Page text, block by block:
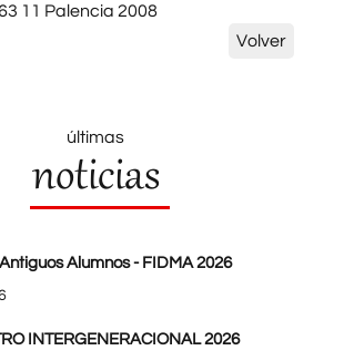
11 Palencia 2008
Volver
últimas
noticias
Alumnos - FIDMA 2026
INTERGENERACIONAL 2026